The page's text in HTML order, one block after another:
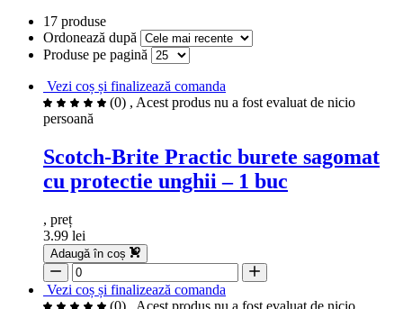
17 produse
Ordonează după
Produse pe pagină
Vezi coș și finalizează comanda
(0) , Acest produs nu a fost evaluat de nicio
persoană
Scotch-Brite Practic burete sagomat
cu protectie unghii – 1 buc
, preț
3.99 lei
Adaugă în coș
Vezi coș și finalizează comanda
(0)
, Acest produs nu a fost evaluat de nicio